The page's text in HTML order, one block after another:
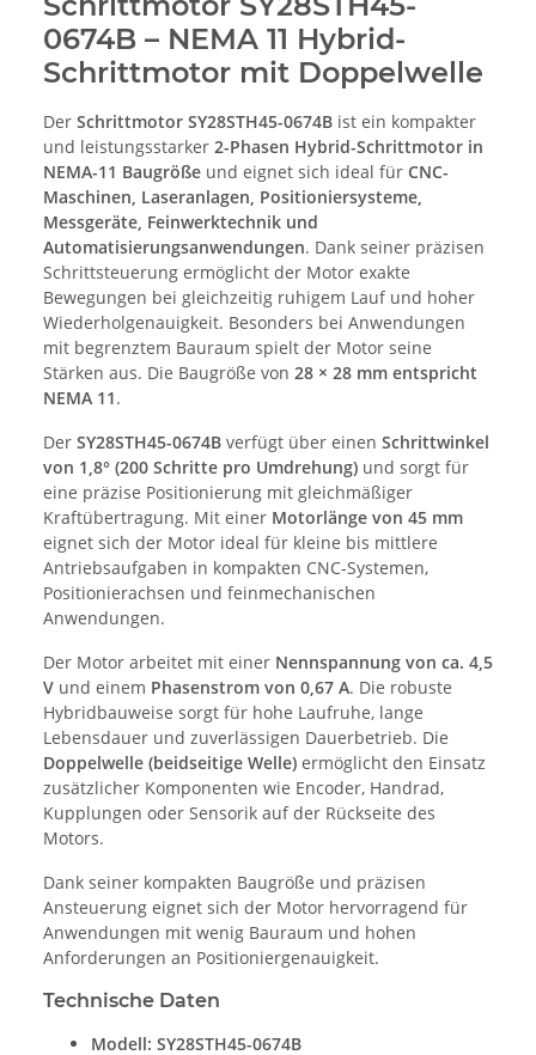
0674B – NEMA 11 Hybrid-
Schrittmotor mit Doppelwelle
Der Schrittmotor SY28STH45-0674B ist ein kompakter
und leistungsstarker 2-Phasen Hybrid-Schrittmotor in
NEMA-11 Baugröße und eignet sich ideal für CNC-
Maschinen, Laseranlagen, Positioniersysteme,
Messgeräte, Feinwerktechnik und
Automatisierungsanwendungen. Dank seiner präzisen
Schrittsteuerung ermöglicht der Motor exakte
Bewegungen bei gleichzeitig ruhigem Lauf und hoher
Wiederholgenauigkeit. Besonders bei Anwendungen
mit begrenztem Bauraum spielt der Motor seine
Stärken aus. Die Baugröße von 28 × 28 mm entspricht
NEMA 11.
Der SY28STH45-0674B verfügt über einen Schrittwinkel
von 1,8° (200 Schritte pro Umdrehung) und sorgt für
eine präzise Positionierung mit gleichmäßiger
Kraftübertragung. Mit einer Motorlänge von 45 mm
eignet sich der Motor ideal für kleine bis mittlere
Antriebsaufgaben in kompakten CNC-Systemen,
Positionierachsen und feinmechanischen
Anwendungen.
Der Motor arbeitet mit einer Nennspannung von ca. 4,5
V und einem Phasenstrom von 0,67 A. Die robuste
Hybridbauweise sorgt für hohe Laufruhe, lange
Lebensdauer und zuverlässigen Dauerbetrieb. Die
Doppelwelle (beidseitige Welle) ermöglicht den Einsatz
zusätzlicher Komponenten wie Encoder, Handrad,
Kupplungen oder Sensorik auf der Rückseite des
Motors.
Dank seiner kompakten Baugröße und präzisen
Ansteuerung eignet sich der Motor hervorragend für
Anwendungen mit wenig Bauraum und hohen
Anforderungen an Positioniergenauigkeit.
Technische Daten
Modell: SY28STH45-0674B